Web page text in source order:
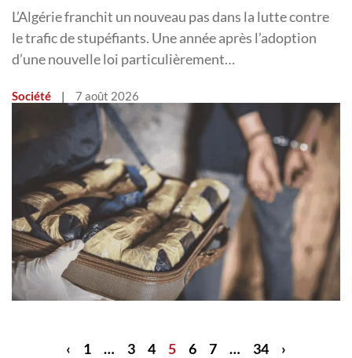
L’Algérie franchit un nouveau pas dans la lutte contre
le trafic de stupéfiants. Une année après l’adoption
d’une nouvelle loi particulièrement…
Société | 7 août 2026
‹ 1 … 3 4 5 6 7 … 34 ›